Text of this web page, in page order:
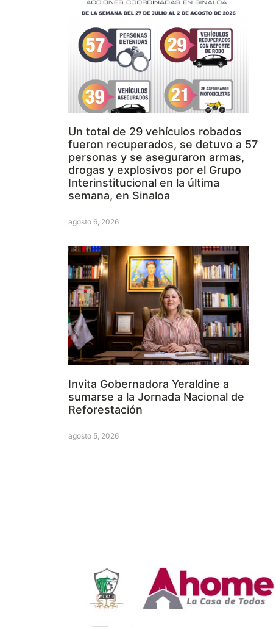
Un total de 29 vehículos robados
fueron recuperados, se detuvo a 57
personas y se aseguraron armas,
drogas y explosivos por el Grupo
Interinstitucional en la última
semana, en Sinaloa
agosto 6, 2026
Invita Gobernadora Yeraldine a
sumarse a la Jornada Nacional de
Reforestación
agosto 5, 2026